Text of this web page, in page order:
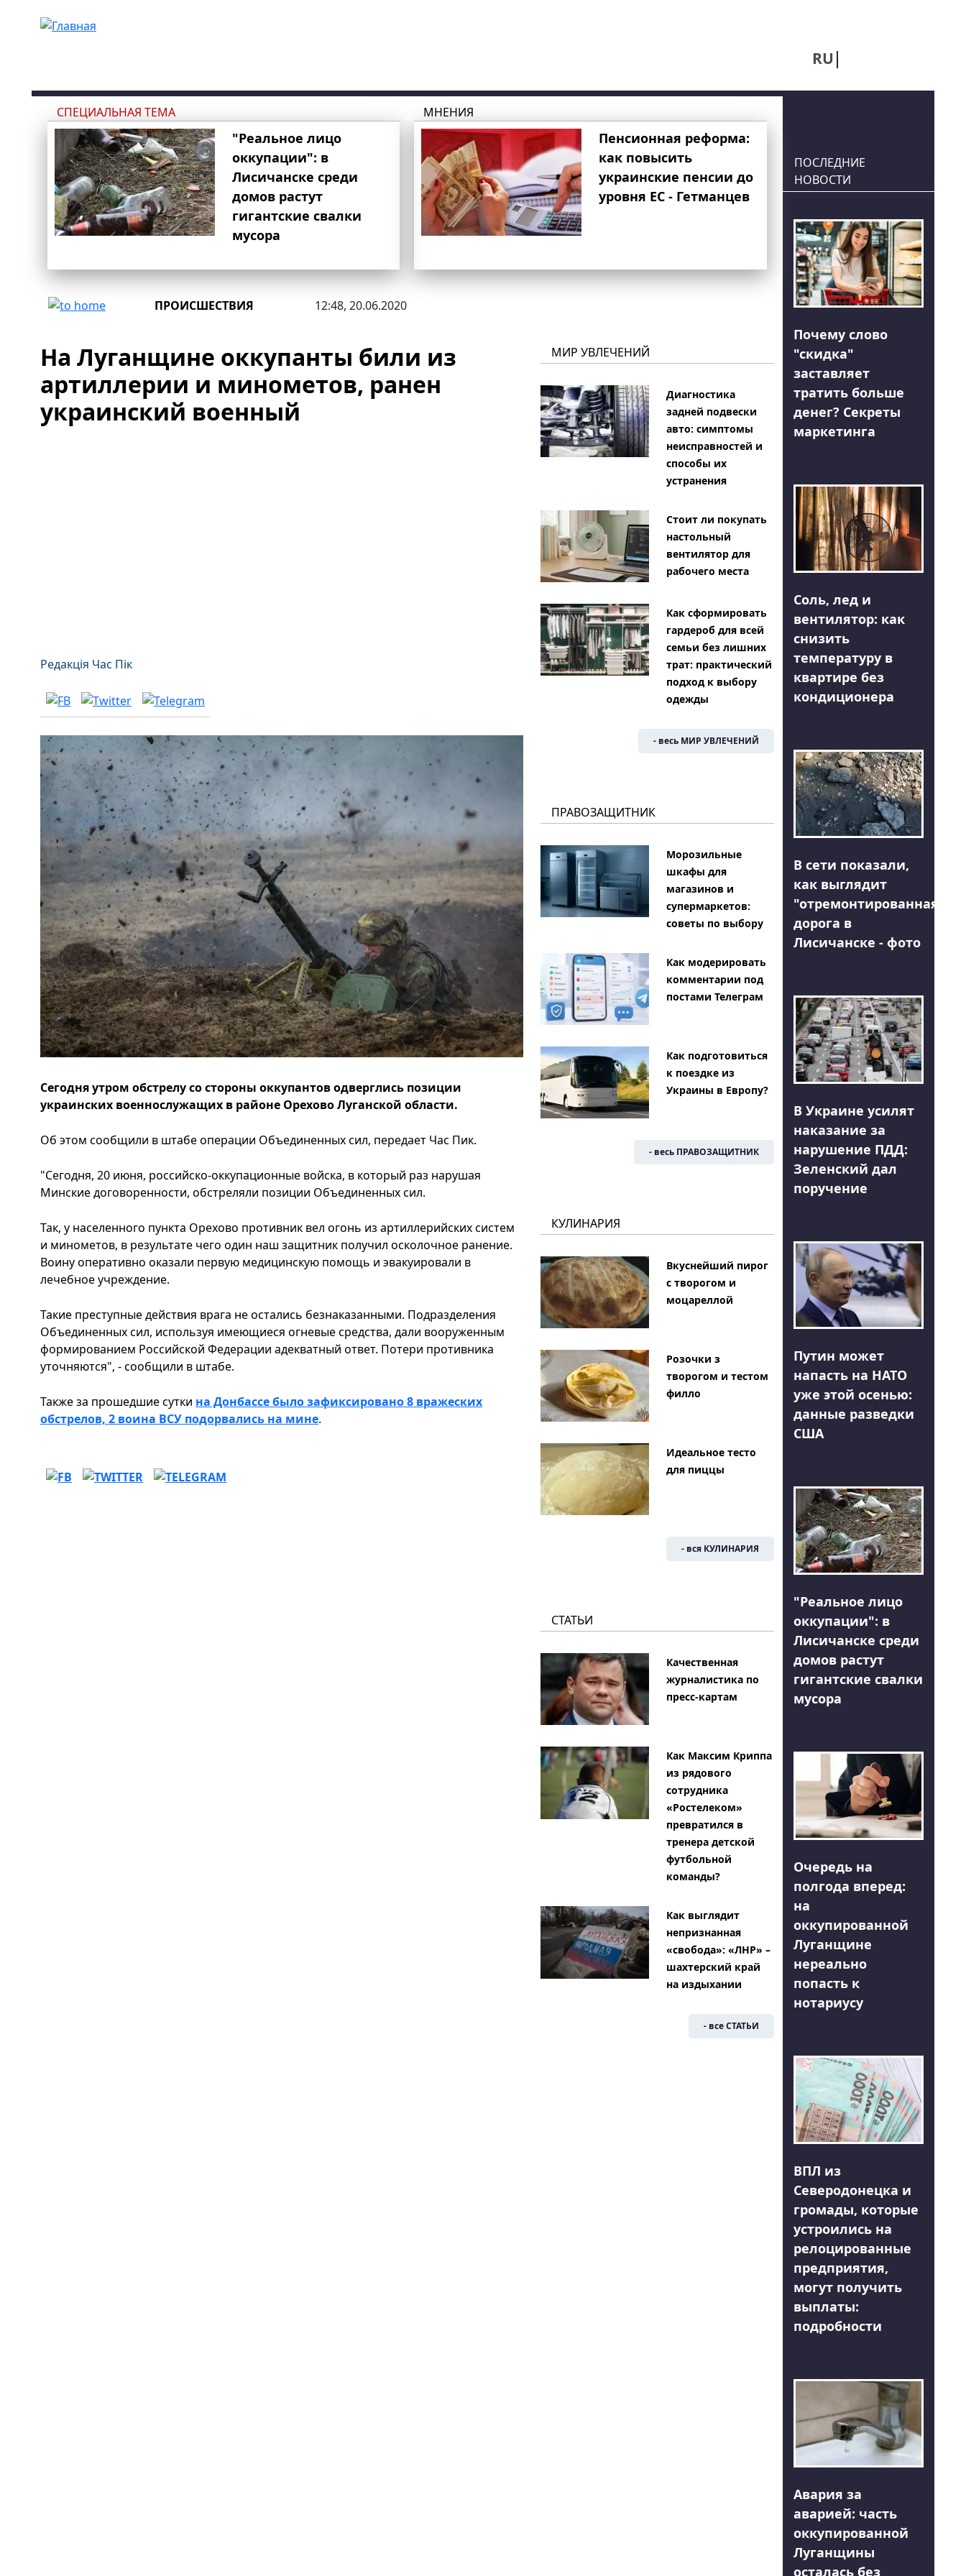
RU
СПЕЦИАЛЬНАЯ ТЕМА
"Реальное лицо
оккупации": в
Лисичанске среди
домов растут
гигантские свалки
мусора
МНЕНИЯ
Пенсионная реформа:
как повысить
украинские пенсии до
уровня ЕС - Гетманцев
ПРОИСШЕСТВИЯ 12:48, 20.06.2020
На Луганщине оккупанты били из
артиллерии и минометов, ранен
украинский военный
Редакція Час Пік
Сегодня утром обстрелу со стороны оккупантов одверглись позиции
украинских военнослужащих в районе Орехово Луганской области.
Об этом сообщили в штабе операции Объединенных сил, передает Час Пик.
"Сегодня, 20 июня, российско-оккупационные войска, в который раз нарушая
Минские договоренности, обстреляли позиции Объединенных сил.
Так, у населенного пункта Орехово противник вел огонь из артиллерийских систем
и минометов, в результате чего один наш защитник получил осколочное ранение.
Воину оперативно оказали первую медицинскую помощь и эвакуировали в
лечебное учреждение.
Такие преступные действия врага не остались безнаказанными. Подразделения
Объединенных сил, используя имеющиеся огневые средства, дали вооруженным
формированием Российской Федерации адекватный ответ. Потери противника
уточняются", - сообщили в штабе.
Также за прошедшие сутки на Донбассе было зафиксировано 8 вражеских
обстрелов, 2 воина ВСУ подорвались на мине.
МИР УВЛЕЧЕНИЙ
Диагностика
задней подвески
авто: симптомы
неисправностей и
способы их
устранения
Стоит ли покупать
настольный
вентилятор для
рабочего места
Как сформировать
гардероб для всей
семьи без лишних
трат: практический
подход к выбору
одежды
- весь МИР УВЛЕЧЕНИЙ
ПРАВОЗАЩИТНИК
Морозильные
шкафы для
магазинов и
супермаркетов:
советы по выбору
Как модерировать
комментарии под
постами Телеграм
Как подготовиться
к поездке из
Украины в Европу?
- весь ПРАВОЗАЩИТНИК
КУЛИНАРИЯ
Вкуснейший пирог
с творогом и
моцареллой
Розочки з
творогом и тестом
филло
Идеальное тесто
для пиццы
- вся КУЛИНАРИЯ
СТАТЬИ
Качественная
журналистика по
пресс-картам
Как Максим Криппа
из рядового
сотрудника
«Ростелеком»
превратился в
тренера детской
футбольной
команды?
Как выглядит
непризнанная
«свобода»: «ЛНР» –
шахтерский край
на издыхании
- все СТАТЬИ
ПОСЛЕДНИЕ
НОВОСТИ
Почему слово
"скидка"
заставляет
тратить больше
денег? Секреты
маркетинга
Соль, лед и
вентилятор: как
снизить
температуру в
квартире без
кондиционера
В сети показали,
как выглядит
"отремонтированная"
дорога в
Лисичанске - фото
В Украине усилят
наказание за
нарушение ПДД:
Зеленский дал
поручение
Путин может
напасть на НАТО
уже этой осенью:
данные разведки
США
"Реальное лицо
оккупации": в
Лисичанске среди
домов растут
гигантские свалки
мусора
Очередь на
полгода вперед:
на
оккупированной
Луганщине
нереально
попасть к
нотариусу
ВПЛ из
Северодонецка и
громады, которые
устроились на
релоцированные
предприятия,
могут получить
выплаты:
подробности
Авария за
аварией: часть
оккупированной
Луганщины
осталась без